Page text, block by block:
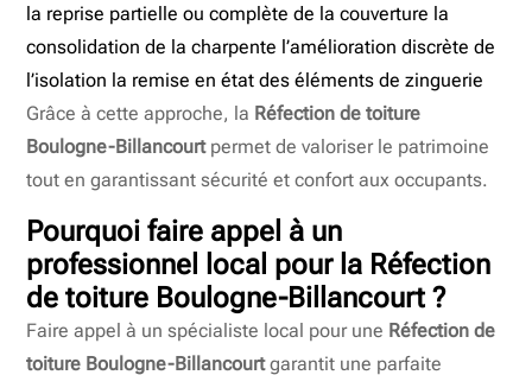
la reprise partielle ou complète de la couverture la
consolidation de la charpente l’amélioration discrète de
l’isolation la remise en état des éléments de zinguerie
Grâce à cette approche, la Réfection de toiture
Boulogne-Billancourtpermet de valoriser le patrimoine
tout en garantissant sécurité et confort aux occupants.
Pourquoi faire appel à un
professionnel local pour la Réfection
de toiture Boulogne-Billancourt ?
Faire appel à un spécialiste local pour une Réfection de
toiture Boulogne-Billancourtgarantit une parfaite